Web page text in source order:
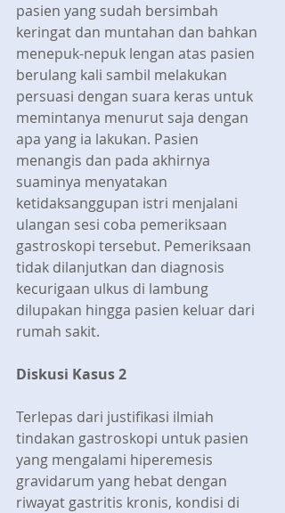
pasien yang sudah bersimbah
keringat dan muntahan dan bahkan
menepuk-nepuk lengan atas pasien
berulang kali sambil melakukan
persuasi dengan suara keras untuk
memintanya menurut saja dengan
apa yang ia lakukan. Pasien
menangis dan pada akhirnya
suaminya menyatakan
ketidaksanggupan istri menjalani
ulangan sesi coba pemeriksaan
gastroskopi tersebut. Pemeriksaan
tidak dilanjutkan dan diagnosis
kecurigaan ulkus di lambung
dilupakan hingga pasien keluar dari
rumah sakit.
Diskusi Kasus 2
Terlepas dari justifikasi ilmiah
tindakan gastroskopi untuk pasien
yang mengalami hiperemesis
gravidarum yang hebat dengan
riwayat gastritis kronis, kondisi di